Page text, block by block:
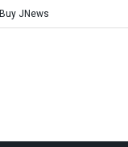
Buy JNews